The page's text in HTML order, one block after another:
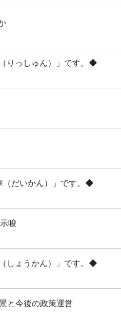
りっしゅん）」です。◆
だいかん）」です。◆
唆
しょうかん）」です。◆
と今後の政策運営